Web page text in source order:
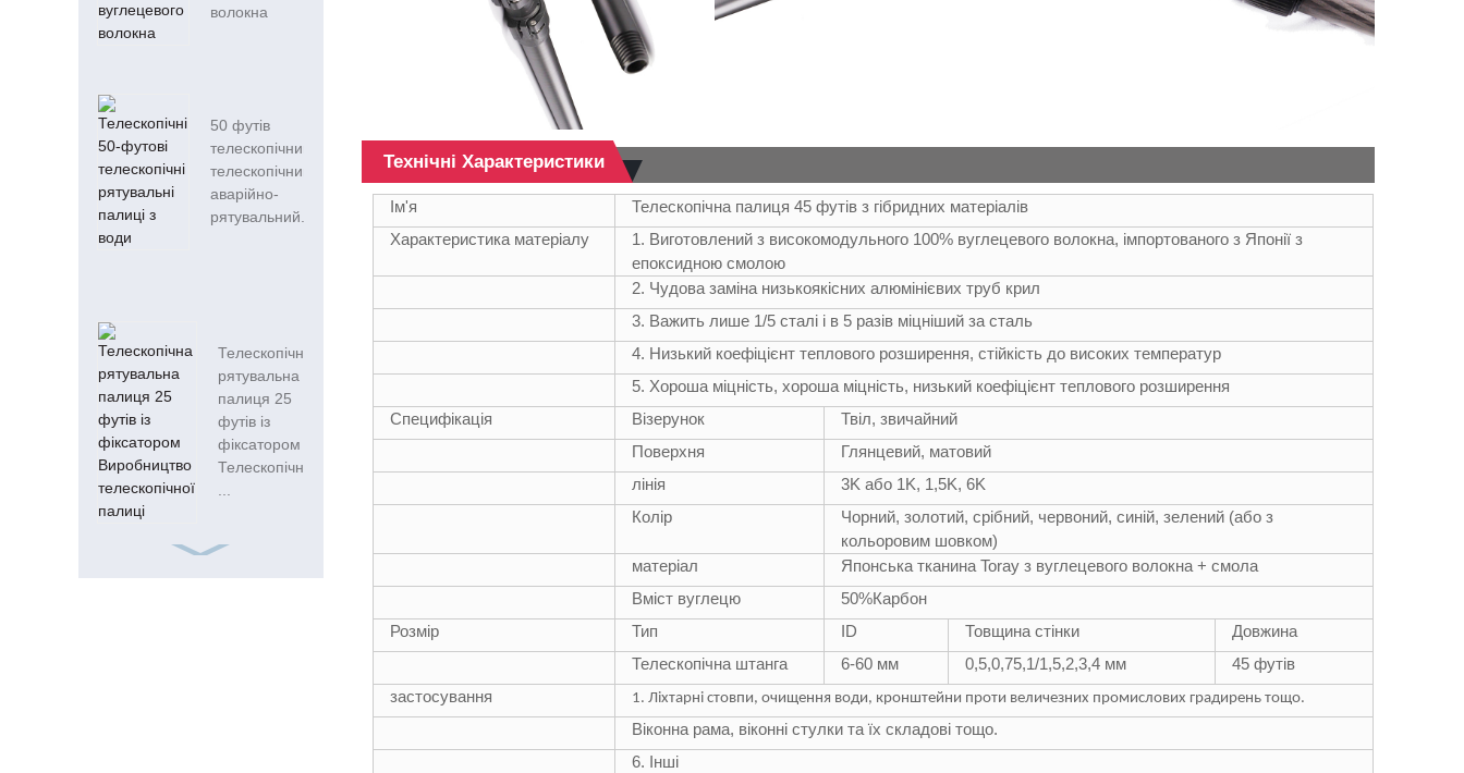
волокна
50 футів
телескопічний
телескопічний
аварійно-
рятувальний...
Телескопічна
рятувальна
палиця 25
футів із
фіксатором
Телескопічна
...
Технічні Характеристики
Ім'я
Телескопічна палиця 45 футів з гібридних матеріалів
Характеристика матеріалу
1. Виготовлений з високомодульного 100% вуглецевого волокна, імпортованого з Японії з
епоксидною смолою
2. Чудова заміна низькоякісних алюмінієвих труб крил
3. Важить лише 1/5 сталі і в 5 разів міцніший за сталь
4. Низький коефіцієнт теплового розширення, стійкість до високих температур
5. Хороша міцність, хороша міцність, низький коефіцієнт теплового розширення
Специфікація
Візерунок
Твіл, звичайний
Поверхня
Глянцевий, матовий
лінія
3K або 1K, 1,5K, 6K
Колір
Чорний, золотий, срібний, червоний, синій, зелений (або з
кольоровим шовком)
матеріал
Японська тканина Toray з вуглецевого волокна + смола
Вміст вуглецю
50%Карбон
Розмір
Тип ID Товщина стінки
Довжина
Телескопічна штанга
6-60 мм 0,5,0,75,1/1,5,2,3,4 мм
45 футів
застосування
1. Ліхтарні стовпи, очищення води, кронштейни проти величезних промислових градирень тощо.
Віконна рама, віконні стулки та їх складові тощо.
6. Інші